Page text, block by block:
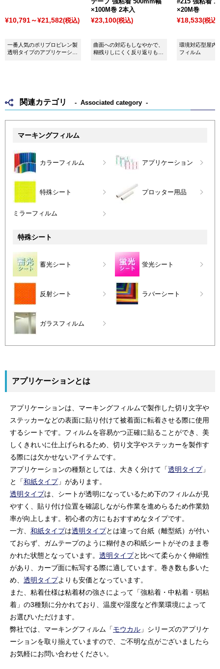
¥10,791～¥21,582(税込)
一番人気のポリプロピレン製
透明タイプのアプリケーショ
×100M巻 2本入
¥23,100(税込)
曲面への対応もしなやかで、
糊残りしにくく反り返りも低
×20M巻
¥18,533(税込)
環境対応型屋内
フィルム
関連カテゴリ Associated category
マーキングフィルム
カラーフィルム アプリケーション
特殊シート プロッター用品
ミラーフィルム
特殊シート
蓄光シート 蛍光シート
反射シート ラバーシート
ガラスフィルム
アプリケーションとは
アプリケーションは、マーキングフィルムで製作した切り文字や
ステッカーなどの表面に貼り付けて被着面に転着させる際に使用
するシートです。フィルムを容易かつ正確に貼ることができ、美
しくきれいに仕上げられるため、切り文字やステッカーを製作す
る際には欠かせないアイテムです。
アプリケーションの種類としては、大きく分けて「透明タイプ」
と「和紙タイプ」があります。
透明タイプは、シートが透明になっているため下のフィルムが見
やすく、貼り付け位置を確認しながら作業を進めらるため作業効
率が向上します。初心者の方にもおすすめなタイプです。
一方、 和紙タイプは透明タイプとは違って台紙（離型紙）が付い
ておらず、ガムテープのように糊付きの和紙シートがそのまま巻
かれた状態となっています。 透明タイプと比べて柔らかく伸縮性
があり、カーブ面に転写する際に適しています。巻き数も多いた
め、 透明タイプよりも安価となっています。
また、粘着仕様は粘着材の強さによって「強粘着・中粘着・弱粘
着」の3種類に分かれており、温度や湿度など作業環境によって
お選びいただけます。
弊社では、マーキングフィルム「モウカル 」シリーズのアプリケ
ーションを取り揃えていますので、ご不明な点がございましたら
お気軽にお問い合わせください。